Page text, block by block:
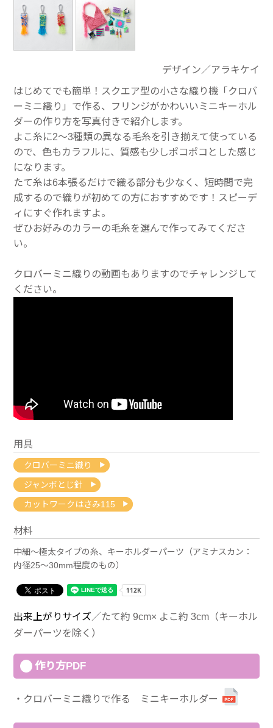
デザイン／アラキケイ
はじめてでも簡単！スクエア型の小さな織り機「クロバ
ーミニ織り」で作る、フリンジがかわいいミニキーホル
ダーの作り方を写真付きで紹介します。
よこ糸に2～3種類の異なる毛糸を引き揃えて使っている
ので、色もカラフルに、質感も少しポコポコとした感じ
になります。
たて糸は6本張るだけで織る部分も少なく、短時間で完
成するので織りが初めての方におすすめです！スピーデ
ィにすぐ作れますよ。
ぜひお好みのカラーの毛糸を選んで作ってみてくださ
い。
クロバーミニ織りの動画もありますのでチャレンジして
ください。
用具
クロバーミニ織り
ジャンボとじ針
カットワークはさみ115
材料
中細～極太タイプの糸、キーホルダーパーツ（アミナスカン：
内径25～30mm程度のもの）
出来上がりサイズ／たて約 9cm× よこ約 3cm（キーホル
ダーパーツを除く）
作り方PDF
クロバーミニ織りで作る ミニキーホルダー